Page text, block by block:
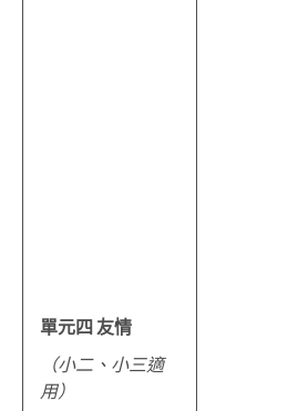
單元四 友情
（小二、小三適
用）